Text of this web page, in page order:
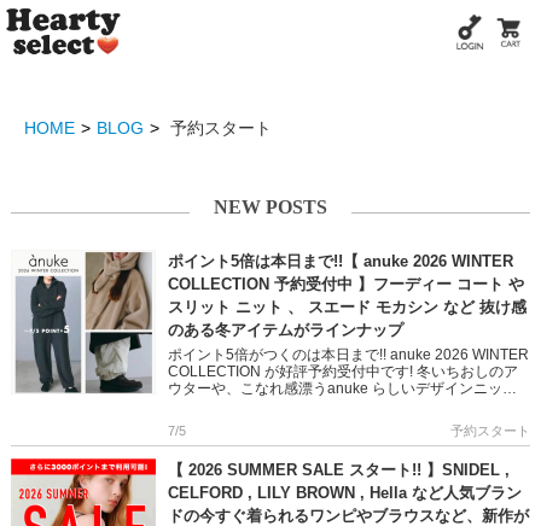
HOME BLOG 予約スタート
NEW POSTS
ポイント5倍は本日まで!!【 anuke 2026 WINTER
COLLECTION 予約受付中 】フーディー コート や
スリット ニット 、 スエード モカシン など 抜け感
のある冬アイテムがラインナップ
ポイント5倍がつくのは本日まで!! anuke 2026 WINTER
COLLECTION が好評予約受付中です! 冬いちおしのア
ウターや、こなれ感漂うanuke らしいデザインニット
7/5 予約スタート
【 2026 SUMMER SALE スタート!! 】SNIDEL ,
CELFORD , LILY BROWN , Hella など人気ブラン
ドの今すぐ着られるワンピやブラウスなど、新作が